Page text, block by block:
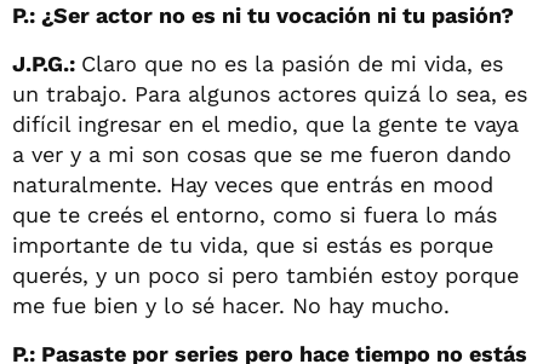
P.: ¿Ser actor no es ni tu vocación ni tu pasión?
J.P.G.: Claro que no es la pasión de mi vida, es
un trabajo. Para algunos actores quizá lo sea, es
difícil ingresar en el medio, que la gente te vaya
a ver y a mi son cosas que se me fueron dando
naturalmente. Hay veces que entrás en mood
que te creés el entorno, como si fuera lo más
importante de tu vida, que si estás es porque
querés, y un poco si pero también estoy porque
me fue bien y lo sé hacer. No hay mucho.
P.: Pasaste por series pero hace tiempo no estás